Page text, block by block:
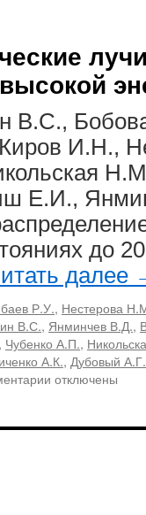
«Космические
лучи
и
ядерные
взаимодействия
высокой
энергии
В.С.,
И.Н.,
Е.И.,
до
далее
Р.У., Нестерова
В.С., Янминчев В.Д.,
, Чубенко А.П.,
А.К., Дубовый А.Г.
к
1979
отключены